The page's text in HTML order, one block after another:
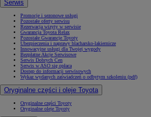
Serwis
Promocje i sezonowe usługi
Pozostałe oferty serwisu
Rezerwacja wizyty w serwisie
Gwarancja Toyota Relax
Pozostałe Gwarancje Toyoty
Ubezpieczenia i naprawy blacharsko-lakiernicze
Innowacyjne usługi dla Twojej wygody
Bezpłatne Akcje Serwisowe
Serwis Dobrych Cen
Serwis w ASO się opłaca
Dostęp do informacji serwisowych
Wykaz wydanych zaświadczeń o odbytym szkoleniu (pdf)
Oryginalne części i oleje Toyota
Oryginalne części Toyoty
Oryginalne oleje Toyoty